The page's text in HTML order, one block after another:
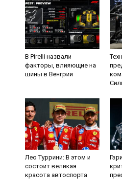
В Pirelli назвали
факторы, влияющие на
шины в Венгрии
Лео Туррини: В этом и
состоит великая
красота автоспорта